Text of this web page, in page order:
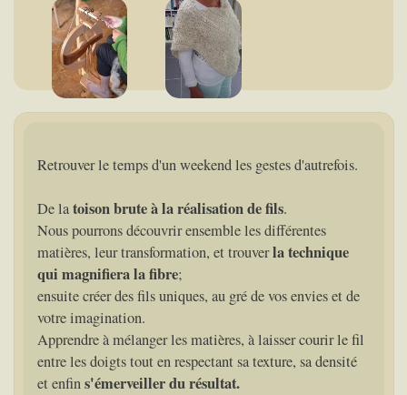
Retrouver le temps d'un weekend les gestes d'autrefois.
De latoison brute à la réalisation de fils.
Nous pourrons découvrir ensemble les différentes
matières, leur transformation, et trouverla technique
qui magnifiera la fibre;
ensuite créer des fils uniques, au gré de vos envies et de
votre imagination.
Apprendre à mélanger les matières, à laisser courir le fil
entre les doigts tout en respectant sa texture, sa densité
et enfins'émerveiller du résultat.